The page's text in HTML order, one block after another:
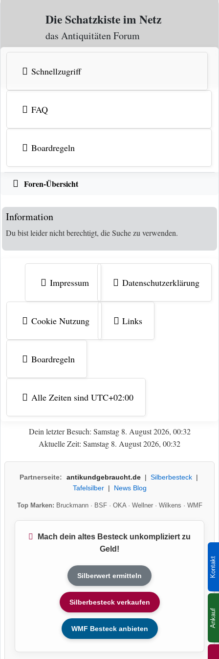
Kontakt
Ankauf
Zum Inhalt
Die Schatzkiste im Netz
das Antiquitäten Forum
Schnellzugriff
FAQ
Boardregeln
Foren-Übersicht
Information
Du bist leider nicht berechtigt, die Suche zu verwenden.
Impressum Datenschutzerklärung
Cookie Nutzung Links
Boardregeln
Alle Zeiten sind UTC+02:00
Dein letzter Besuch: Samstag 8. August 2026, 00:32
Aktuelle Zeit: Samstag 8. August 2026, 00:32
Partnerseite: antikundgebraucht.de| Silberbesteck|
Tafelsilber| News Blog
Top Marken: Bruckmann· BSF· OKA· Wellner· Wilkens · WMF
Mach dein altes Besteck unkompliziert zu
Geld!
Silberwert ermitteln
Silberbesteck verkaufen
WMF Besteck anbieten